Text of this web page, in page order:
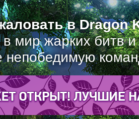
в Dragon
мир жарких битв
непобедимую